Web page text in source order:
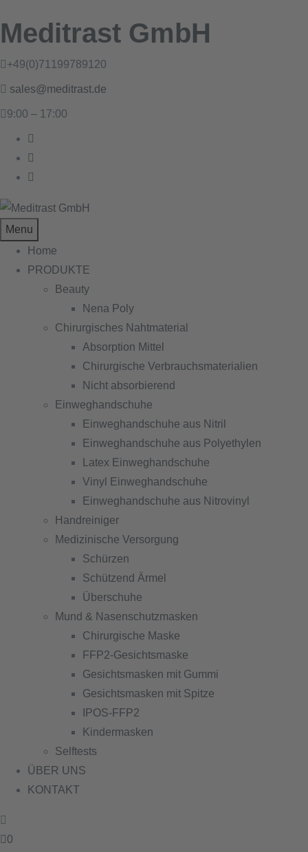
Meditrast GmbH
+49(0)71199789120
sales@meditrast.de
9:00 – 17:00
Menu
Home
PRODUKTE
Beauty
Nena Poly
Chirurgisches Nahtmaterial
Absorption Mittel
Chirurgische Verbrauchsmaterialien
Nicht absorbierend
Einweghandschuhe
Einweghandschuhe aus Nitril
Einweghandschuhe aus Polyethylen
Latex Einweghandschuhe
Vinyl Einweghandschuhe
Einweghandschuhe aus Nitrovinyl
Handreiniger
Medizinische Versorgung
Schürzen
Schützend Ärmel
Überschuhe
Mund & Nasenschutzmasken
Chirurgische Maske
FFP2-Gesichtsmaske
Gesichtsmasken mit Gummi
Gesichtsmasken mit Spitze
IPOS-FFP2
Kindermasken
Selftests
ÜBER UNS
KONTAKT
0